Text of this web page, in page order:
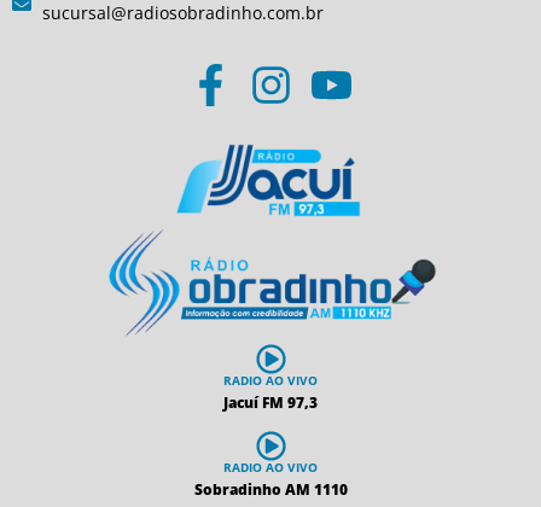
sucursal@radiosobradinho.com.br
RADIO AO VIVO
Jacuí FM 97,3
RADIO AO VIVO
Sobradinho AM 1110